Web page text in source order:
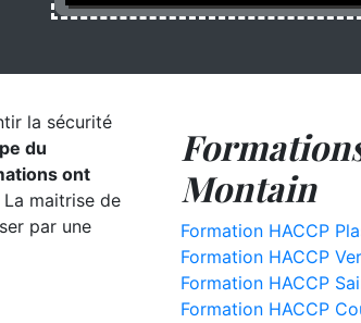
la sécurité
du
ont
La maitrise de
par une
Montain
Formation HACCP
Formation HACCP
Formation HACCP
Formation HACCP